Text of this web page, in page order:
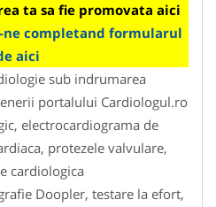
ta sa fie promovata aici
ne completand formularul
aici
sub indrumarea
portalului Cardiologul.ro
electrocardiograma de
protezele valvulare,
cardiologica
Doopler, testare la efort,